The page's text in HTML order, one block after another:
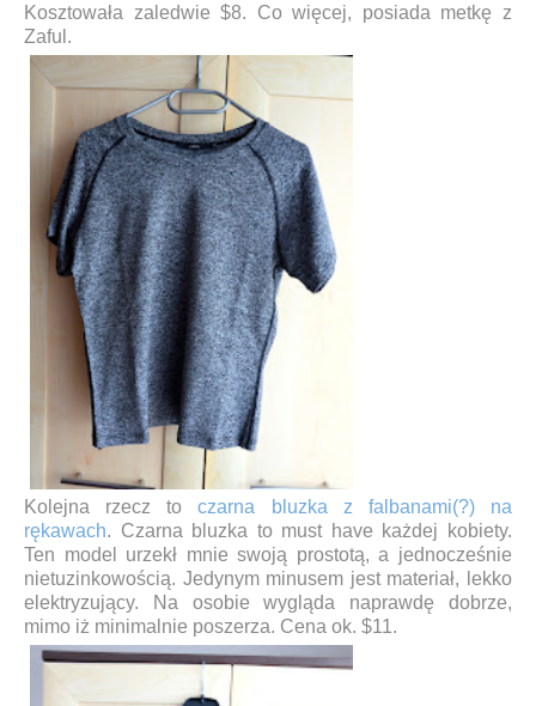
Kosztowała zaledwie $8. Co więcej, posiada metkę z
Zaful.
Kolejna rzecz toczarna bluzka z falbanami(?) na
rękawach. Czarna bluzka to must have każdej kobiety.
Ten model urzekł mnie swoją prostotą, a jednocześnie
nietuzinkowością. Jedynym minusem jest materiał, lekko
elektryzujący. Na osobie wygląda naprawdę dobrze,
mimo iż minimalnie poszerza. Cena ok. $11.